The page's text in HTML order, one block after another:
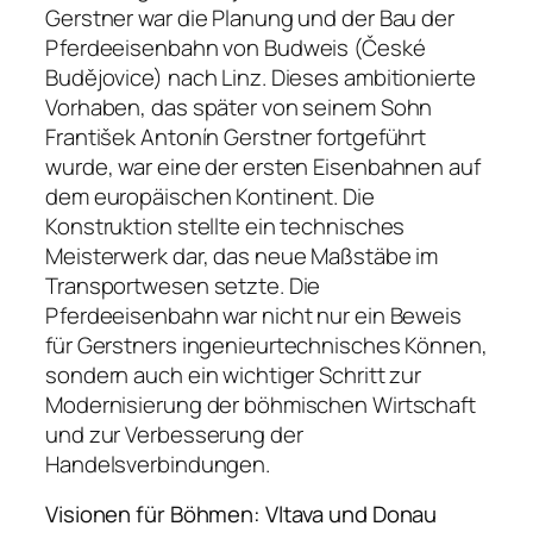
Gerstner war die Planung und der Bau der
Pferdeeisenbahn von Budweis (České
Budějovice) nach Linz. Dieses ambitionierte
Vorhaben, das später von seinem Sohn
František Antonín Gerstner fortgeführt
wurde, war eine der ersten Eisenbahnen auf
dem europäischen Kontinent. Die
Konstruktion stellte ein technisches
Meisterwerk dar, das neue Maßstäbe im
Transportwesen setzte. Die
Pferdeeisenbahn war nicht nur ein Beweis
für Gerstners ingenieurtechnisches Können,
sondern auch ein wichtiger Schritt zur
Modernisierung der böhmischen Wirtschaft
und zur Verbesserung der
Handelsverbindungen.
Visionen für Böhmen: Vltava und Donau